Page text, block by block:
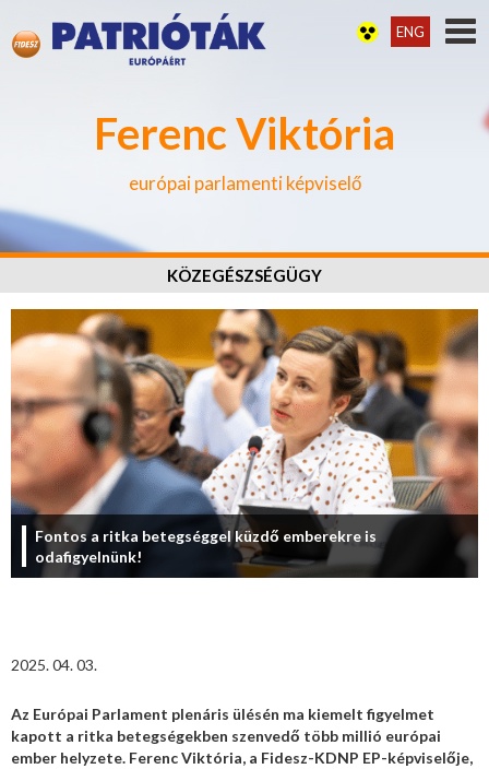
Ferenc Viktória
európai parlamenti képviselő
ENG
KÖZEGÉSZSÉGÜGY
Fontos a ritka betegséggel küzdő emberekre is
odafigyelnünk!
2025. 04. 03.
Az Európai Parlament plenáris ülésén ma kiemelt figyelmet
kapott a ritka betegségekben szenvedő több millió európai
ember helyzete. Ferenc Viktória, a Fidesz-KDNP EP-képviselője,